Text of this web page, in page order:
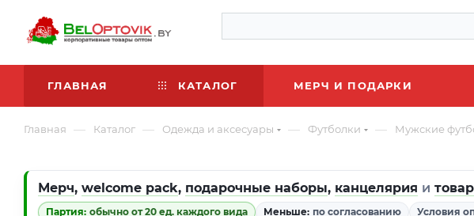
ГЛАВНАЯ КАТАЛОГ МЕРЧ И ПОДАРКИ
Главная — Каталог — Одежда и аксесуары — Футболки — Мужские
Мерч, welcome pack, подарочные наборы, канцелярия и
Партия: обычно от 20 ед. каждого вида Меньше: по согласованию Условия